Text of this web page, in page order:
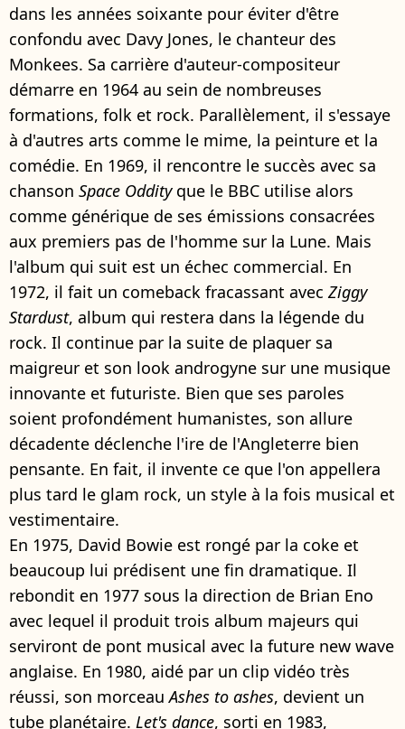
dans les années soixante pour éviter d'être
confondu avec Davy Jones, le chanteur des
Monkees. Sa carrière d'auteur-compositeur
démarre en 1964 au sein de nombreuses
formations, folk et rock. Parallèlement, il s'essaye
à d'autres arts comme le mime, la peinture et la
comédie. En 1969, il rencontre le succès avec sa
chanson Space Oddityque le BBC utilise alors
comme générique de ses émissions consacrées
aux premiers pas de l'homme sur la Lune. Mais
l'album qui suit est un échec commercial. En
1972, il fait un comeback fracassant avec Ziggy
Stardust, album qui restera dans la légende du
rock. Il continue par la suite de plaquer sa
maigreur et son look androgyne sur une musique
innovante et futuriste. Bien que ses paroles
soient profondément humanistes, son allure
décadente déclenche l'ire de l'Angleterre bien
pensante. En fait, il invente ce que l'on appellera
plus tard le glam rock, un style à la fois musical et
vestimentaire.
En 1975, David Bowie est rongé par la coke et
beaucoup lui prédisent une fin dramatique. Il
rebondit en 1977 sous la direction de Brian Eno
avec lequel il produit trois album majeurs qui
serviront de pont musical avec la future new wave
anglaise. En 1980, aidé par un clip vidéo très
réussi, son morceauAshes to ashes, devient un
tube planétaire. Let's dance, sorti en 1983,